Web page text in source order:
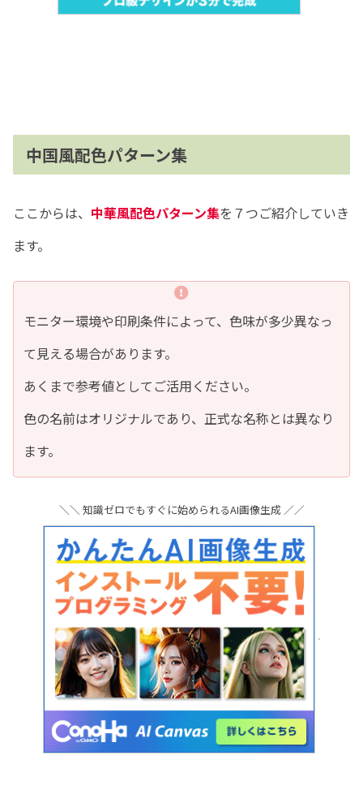
中国風配色パターン集
ここからは、 中華風配色パターン集を７つご紹介していき
ます。
モニター環境や印刷条件によって、色味が多少異なっ
て見える場合があります。
あくまで参考値としてご活用ください。
色の名前はオリジナルであり、正式な名称とは異なり
ます。
＼＼ 知識ゼロでもすぐに始められるAI画像生成 ／／